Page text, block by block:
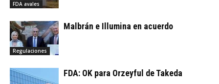
FDA avales
Regulaciones
Malbrán e Illumina en acuerdo
FDA: OK para Orzeyful de Takeda